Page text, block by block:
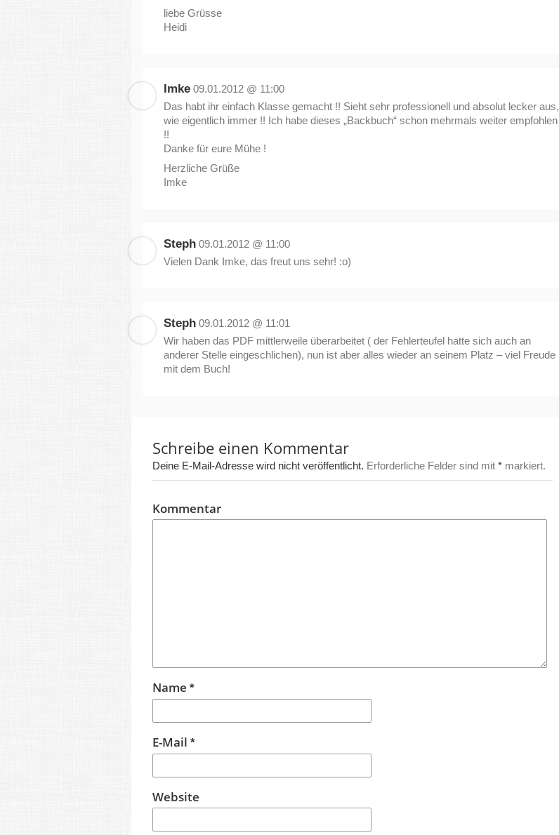
liebe Grüsse
Heidi
Imke 09.01.2012 @ 11:00
Das habt ihr einfach Klasse gemacht !! Sieht sehr professionell und absolut lecker aus,
wie eigentlich immer !! Ich habe dieses „Backbuch“ schon mehrmals weiter empfohlen
!!
Danke für eure Mühe !
Herzliche Grüße
Imke
Steph 09.01.2012 @ 11:00
Vielen Dank Imke, das freut uns sehr! :o)
Steph 09.01.2012 @ 11:01
Wir haben das PDF mittlerweile überarbeitet ( der Fehlerteufel hatte sich auch an
anderer Stelle eingeschlichen), nun ist aber alles wieder an seinem Platz – viel Freude
mit dem Buch!
Schreibe einen Kommentar
Deine E-Mail-Adresse wird nicht veröffentlicht. Erforderliche Felder sind mit * markiert.
Kommentar
Name *
E-Mail *
Website